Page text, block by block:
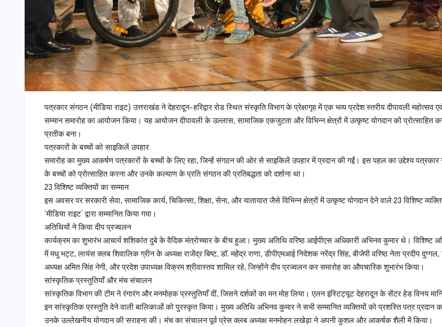
पत्रकार संगठन (मीडिया राइट) उत्तराखंड ने देहरादून-हरिद्वार रोड स्थित संस्कृति विभाग के प्रेक्षागृह में एक भव्य प्रदेश स्तरीय दीपावली महोत्सव
सम्मान समारोह का आयोजन किया। यह आयोजन दीपावली के उल्लास, सामाजिक एकजुटता और विभिन्न क्षेत्रों में उत्कृष्ट योगदान को प्रोत्साहित
प्रतीक बना।
​पत्रकारों के बच्चों को साइकिलें उपहार
​समारोह का मुख्य आकर्षण पत्रकारों के बच्चों के लिए रहा, जिन्हें संगठन की ओर से साइकिलें उपहार में प्रदान की गईं। इस पहल का उद्देश्य पत्रकार
के बच्चों को प्रोत्साहित करना और उनके कल्याण के प्रति संगठन की प्रतिबद्धता को दर्शाना था।
​23 विशिष्ट व्यक्तियों का सम्मान
​इस अवसर पर सरकारी सेवा, सामाजिक कार्य, चिकित्सा, शिक्षा, सेना, और यातायात जैसे विभिन्न क्षेत्रों में उत्कृष्ट योगदान देने वाले 23 विशिष्ट
‘मीडिया राइट’ द्वारा सम्मानित किया गया।
​अतिथियों ने किया दीप प्रज्वलन
​कार्यक्रम का शुभारंभ आचार्य शशिकांत दुबे के वैदिक मंत्रोच्चार के बीच हुआ। मुख्य अतिथि वरिष्ठ आईपीएस अधिकारी अभिनव कुमार थे। विशिष्ट
में मधु भट्ट, लायंस क्लब शिवालिक ग्रीन के अध्यक्ष राजेंद्र बिष्ट, डॉ. महेंद्र राणा, डीपीएमआई निदेशक नरेंद्र सिंह, बीजेपी वरिष्ठ नेता प्रदीप
अध्यक्ष अमित सिंह नेगी, और प्रदेश उपाध्यक्ष विक्रम श्रीवास्तव शामिल रहे, जिन्होंने दीप प्रज्वलन कर समारोह का औपचारिक शुभारंभ किया।
​सांस्कृतिक प्रस्तुतियाँ और मंच संचालन
​सांस्कृतिक विभाग की टीम ने रंगारंग और मनमोहक प्रस्तुतियाँ दीं, जिसने दर्शकों का मन मोह लिया। एलन इंस्टिट्यूट देहरादून के सेंटर हेड विनय
इन सांस्कृतिक प्रस्तुति देने वाली बालिकाओं को पुरस्कृत किया। मुख्य अतिथि अभिनव कुमार ने सभी सम्मानित व्यक्तियों को प्रशस्ति पत्र प्रदान
उनके उल्लेखनीय योगदान की सराहना की। मंच का संचालन पूर्व प्रेस क्लब अध्यक्ष मनमोहन लखेड़ा ने अपनी कुशल और आकर्षक शैली में किया।